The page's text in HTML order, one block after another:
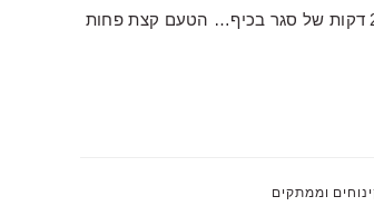
העליון קצף קפה סמיך ומבריק. ההכנה שלו קלה ופשוטה ומעבירה לפחות 20 דקות של סגר בכיף… הטעם קצת פחות
וממתקים